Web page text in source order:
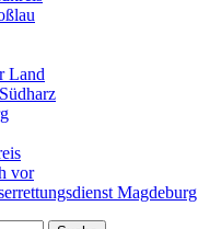
Land
vor
Magdeburg